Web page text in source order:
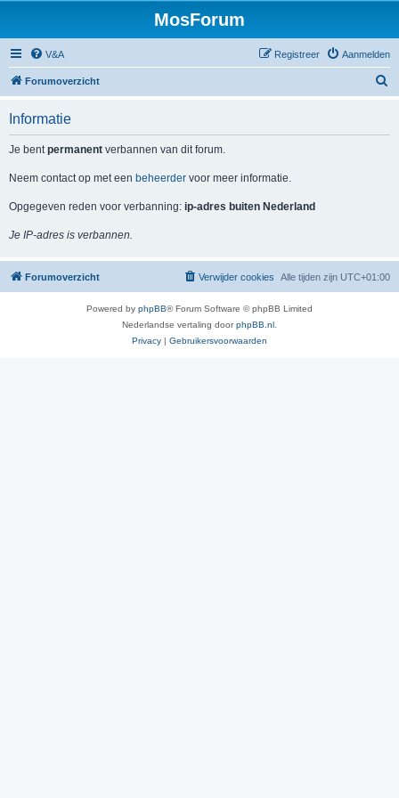
MosForum
V&A Aanmelden
Registreer
Forumoverzicht
Informatie
Je bentpermanent verbannen van dit forum.
Neem contact op met een beheerder voor meer informatie.
Opgegeven reden voor verbanning: ip-adres buiten Nederland
Je IP-adres is verbannen.
Forumoverzicht Alle tijden zijn UTC+01:00
Verwijder cookies
Powered by phpBB® Forum Software © phpBB Limited
Nederlandse vertaling doorphpBB.nl
Privacy | Gebruikersvoorwaarden